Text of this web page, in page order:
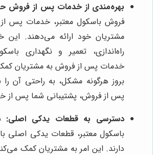
بهره‌مندی از خدمات پس از فروش
فروش باسکول معتبر، خدمات پس
مشتریان خود ارائه می‌دهند.
راه‌اندازی، تعمیر و نگهداری
خدمات پس از فروش به مشتریان
بروز هرگونه مشکل، به راحتی آن
پس از فروش، پشتیبانی شما پس از
دسترسی به قطعات یدکی اصلی:
باسکول معتبر، قطعات یدکی اصلی
دارند. این امر به مشتریان کمک